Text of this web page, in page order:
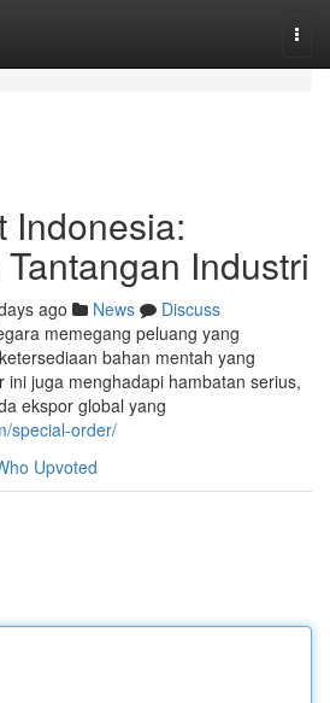
Indonesia:
Industri
ago News
Discuss
memegang peluang yang
bahan mentah yang
ini juga menghadapi hambatan serius,
ekspor global yang
special-order/
Upvoted